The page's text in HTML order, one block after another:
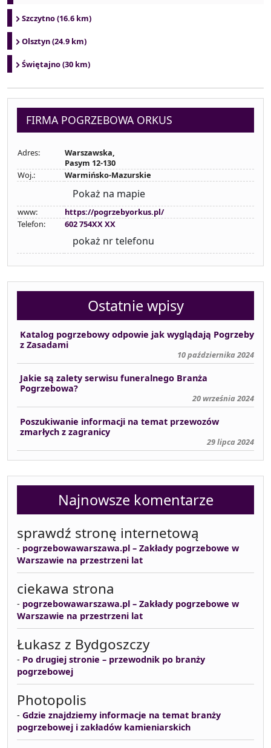
Szczytno (16.6 km)
Olsztyn (24.9 km)
Świętajno (30 km)
FIRMA POGRZEBOWA ORKUS
Adres:
Warszawska,
Pasym 12-130
Woj.:
Warmińsko-Mazurskie
Pokaż na mapie
www:
https://pogrzebyorkus.pl/
Telefon:
602 754XX XX
pokaż nr telefonu
Ostatnie wpisy
Katalog pogrzebowy odpowie jak wyglądają Pogrzeby
z Zasadami
10 października 2024
Jakie są zalety serwisu funeralnego Branża
Pogrzebowa?
20 września 2024
Poszukiwanie informacji na temat przewozów
zmarłych z zagranicy
29 lipca 2024
Najnowsze komentarze
sprawdź stronę internetową
- pogrzebowawarszawa.pl – Zakłady pogrzebowe w
Warszawie na przestrzeni lat
ciekawa strona
- pogrzebowawarszawa.pl – Zakłady pogrzebowe w
Warszawie na przestrzeni lat
Łukasz z Bydgoszczy
- Po drugiej stronie – przewodnik po branży
pogrzebowej
Photopolis
- Gdzie znajdziemy informacje na temat branży
pogrzebowej i zakładów kamieniarskich